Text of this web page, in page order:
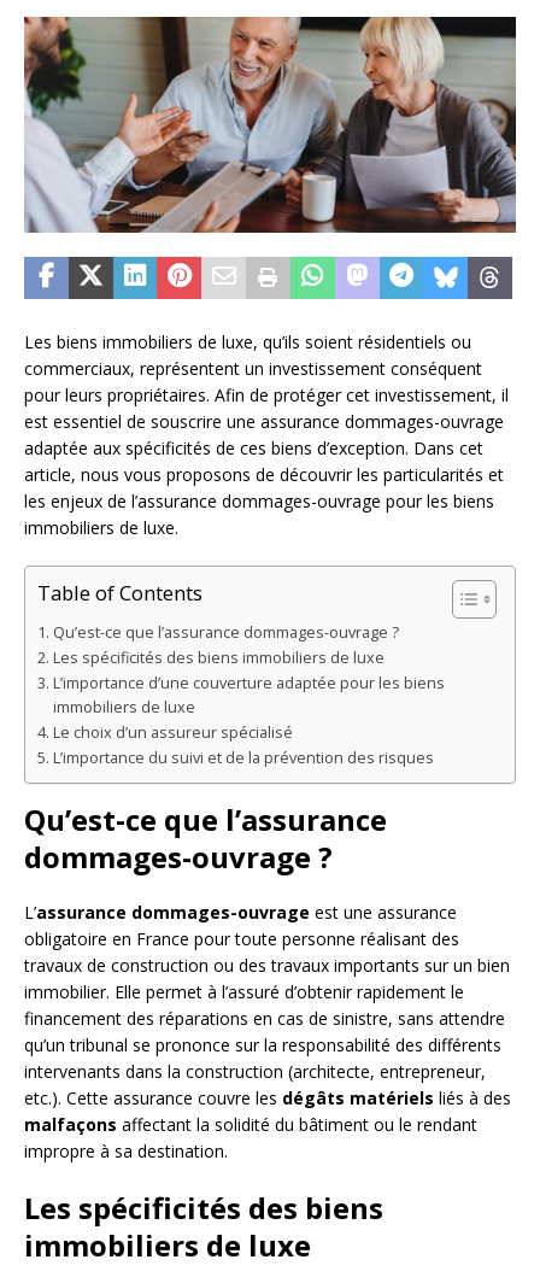
Les biens immobiliers de luxe, qu’ils soient résidentiels ou
commerciaux, représentent un investissement conséquent
pour leurs propriétaires. Afin de protéger cet investissement, il
est essentiel de souscrire une assurance dommages-ouvrage
adaptée aux spécificités de ces biens d’exception. Dans cet
article, nous vous proposons de découvrir les particularités et
les enjeux de l’assurance dommages-ouvrage pour les biens
immobiliers de luxe.
Table of Contents
Qu’est-ce que l’assurance dommages-ouvrage ?
Les spécificités des biens immobiliers de luxe
L’importance d’une couverture adaptée pour les biens
immobiliers de luxe
Le choix d’un assureur spécialisé
L’importance du suivi et de la prévention des risques
Qu’est-ce que l’assurance
dommages-ouvrage ?
L’assurance dommages-ouvrage est une assurance
obligatoire en France pour toute personne réalisant des
travaux de construction ou des travaux importants sur un bien
immobilier. Elle permet à l’assuré d’obtenir rapidement le
financement des réparations en cas de sinistre, sans attendre
qu’un tribunal se prononce sur la responsabilité des différents
intervenants dans la construction (architecte, entrepreneur,
etc.). Cette assurance couvre les dégâts matériels liés à des
malfaçons affectant la solidité du bâtiment ou le rendant
impropre à sa destination.
Les spécificités des biens
immobiliers de luxe